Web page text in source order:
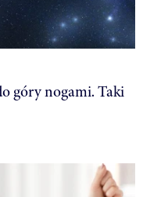
góry nogami. Taki